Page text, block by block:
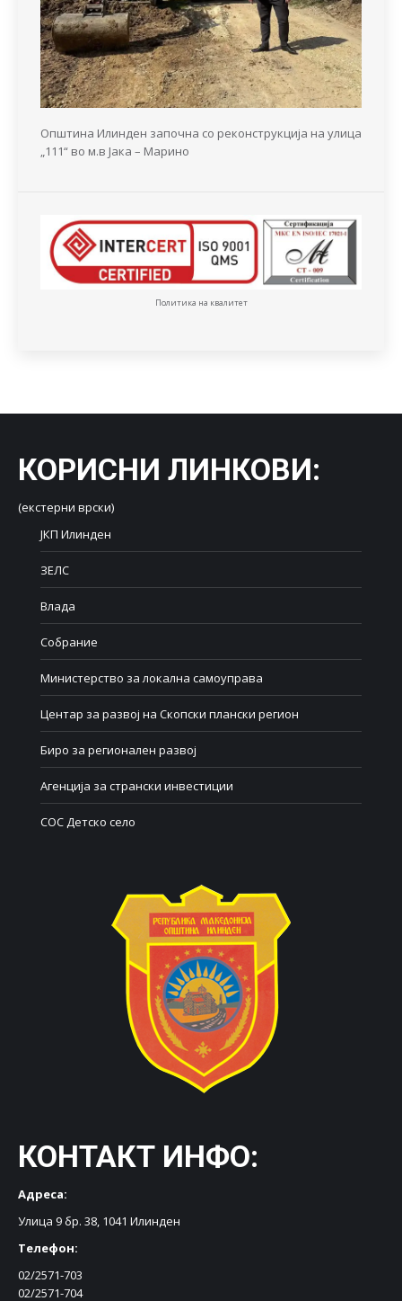
Општина Илинден започна со реконструкција на улица
„111“ во м.в Јака – Марино
Политика на квалитет
КОРИСНИ ЛИНКОВИ:
(екстерни врски)
ЈКП Илинден
ЗЕЛС
Влада
Собрание
Министерство за локална самоуправа
Центар за развој на Скопски плански регион
Биро за регионален развој
Агенција за странски инвестиции
СОС Детско село
КОНТАКТ ИНФО:
Адреса:
Улица 9 бр. 38, 1041 Илинден
Телефон:
02/2571-703
02/2571-704